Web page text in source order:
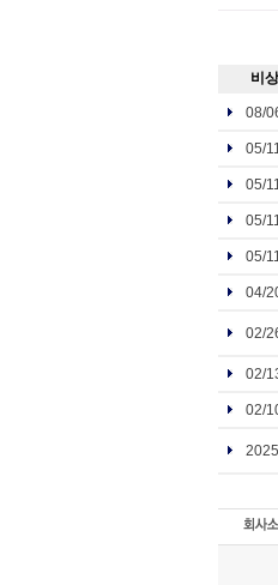
비
08/
05/
05/
05/
05/
04/
02/
02/
02/